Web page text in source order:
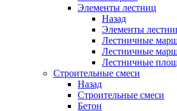
Элементы лестниц
Назад
Элементы
Лестничные
Лестничные
Лестничные
Строительные смеси
Назад
Строительные смеси
Бетон